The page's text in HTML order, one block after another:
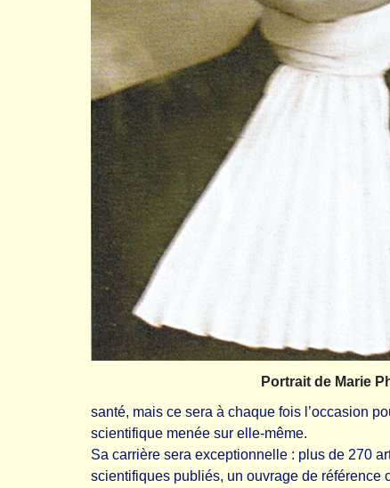
Portrait de Marie
santé, mais ce sera à chaque fois l’occasion
scientifique menée sur elle-même.
Sa carrière sera exceptionnelle : plus de 270
scientifiques publiés, un ouvrage de référence